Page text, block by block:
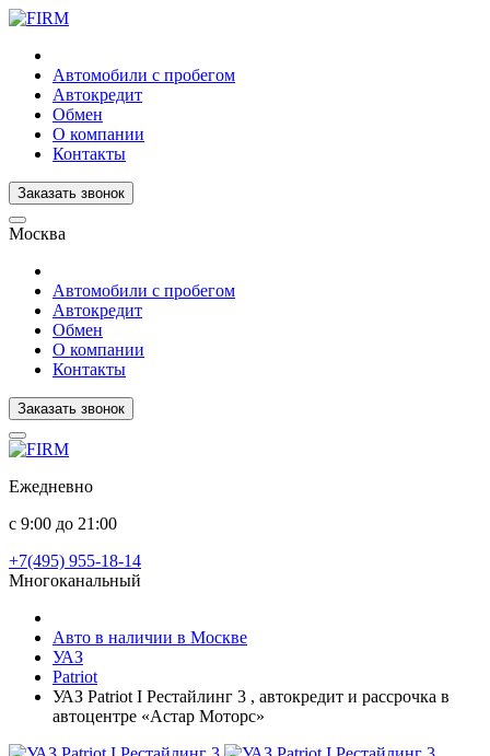
Автомобили с пробегом
Автокредит
Обмен
О компании
Контакты
Заказать звонок
Москва
Автомобили с пробегом
Автокредит
Обмен
О компании
Контакты
Заказать звонок
Ежедневно
с 9:00 до 21:00
+7(495) 955-18-14
Многоканальный
Авто в наличии в Москве
УАЗ
Patriot
УАЗ Patriot I Рестайлинг 3 , автокредит и рассрочка в
автоцентре «Астар Моторс»